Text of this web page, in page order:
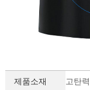
제품소재 고탄